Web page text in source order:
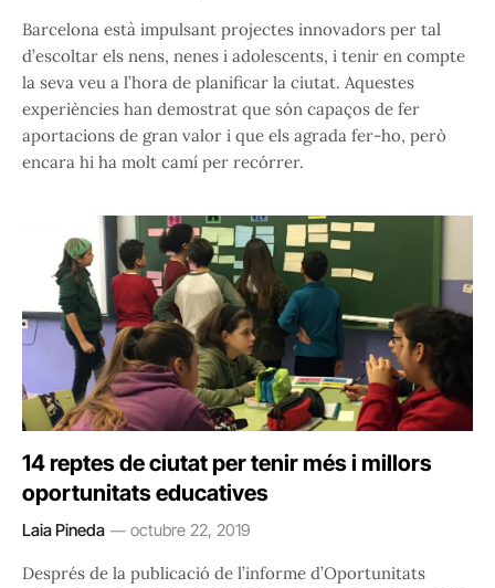
Barcelona està impulsant projectes innovadors per tal
d’escoltar els nens, nenes i adolescents, i tenir en compte
la seva veu a l’hora de planificar la ciutat. Aquestes
experiències han demostrat que són capaços de fer
aportacions de gran valor i que els agrada fer-ho, però
encara hi ha molt camí per recórrer.
14 reptes de ciutat per tenir més i millors
oportunitats educatives
Laia Pineda octubre 22, 2019
Després de la publicació de l’informe d’Oportunitats